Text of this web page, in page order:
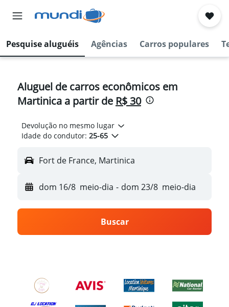
Pesquise aluguéis Agências Carros populares
Aluguel de carros econômicos em
Martinica a partir de R$ 30
Devolução no mesmo lugar
Idade do condutor: 25-65
Fort de France, Martinica
dom 16/8 meio-dia - dom 23/8 meio-dia
Buscar